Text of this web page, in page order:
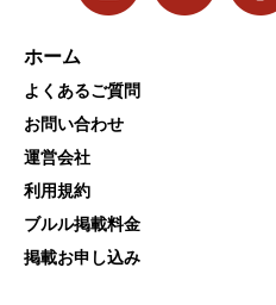
ホーム
よくあるご質問
お問い合わせ
運営会社
利用規約
ブルル掲載料金
掲載お申し込み